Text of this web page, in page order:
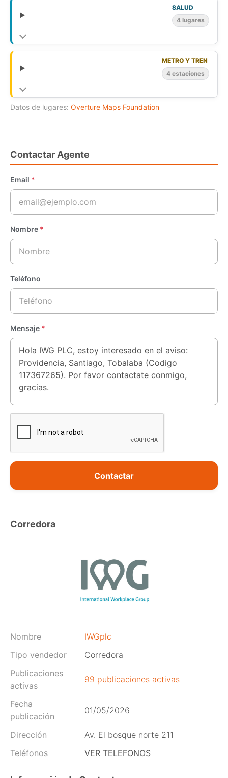
SALUD
4 lugares
METRO Y TREN
4 estaciones
Datos de lugares: Overture Maps Foundation
Contactar Agente
Email *
Nombre *
Teléfono
Mensaje *
Contactar
Corredora
Nombre
IWGplc
Tipo vendedor
Corredora
Publicaciones
activas
99 publicaciones activas
Fecha
publicación
01/05/2026
Dirección
Av. El bosque norte 211
Teléfonos
VER TELEFONOS